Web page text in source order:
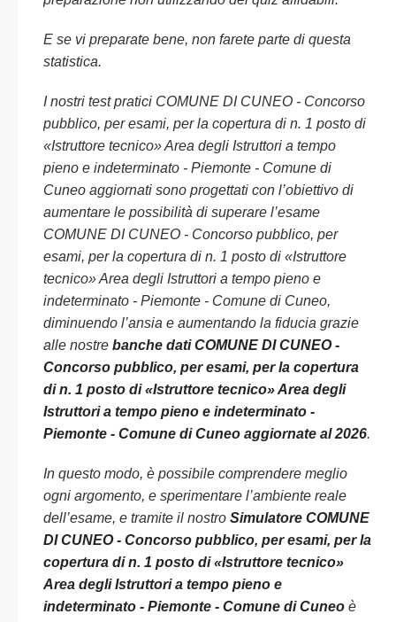
E se vi preparate bene, non farete parte di questa
statistica.
I nostri test pratici COMUNE DI CUNEO - Concorso
pubblico, per esami, per la copertura di n. 1 posto di
«Istruttore tecnico» Area degli Istruttori a tempo
pieno e indeterminato - Piemonte - Comune di
Cuneo aggiornati sono progettati con l’obiettivo di
aumentare le possibilità di superare l’esame
COMUNE DI CUNEO - Concorso pubblico, per
esami, per la copertura di n. 1 posto di «Istruttore
tecnico» Area degli Istruttori a tempo pieno e
indeterminato - Piemonte - Comune di Cuneo,
diminuendo l’ansia e aumentando la fiducia grazie
alle nostre banche dati COMUNE DI CUNEO -
Concorso pubblico, per esami, per la copertura
di n. 1 posto di «Istruttore tecnico» Area degli
Istruttori a tempo pieno e indeterminato -
Piemonte - Comune di Cuneo aggiornate al 2026.
In questo modo, è possibile comprendere meglio
ogni argomento, e sperimentare l’ambiente reale
dell’esame, e tramite il nostro Simulatore COMUNE
DI CUNEO - Concorso pubblico, per esami, per la
copertura di n. 1 posto di «Istruttore tecnico»
Area degli Istruttori a tempo pieno e
indeterminato - Piemonte - Comune di Cuneo è